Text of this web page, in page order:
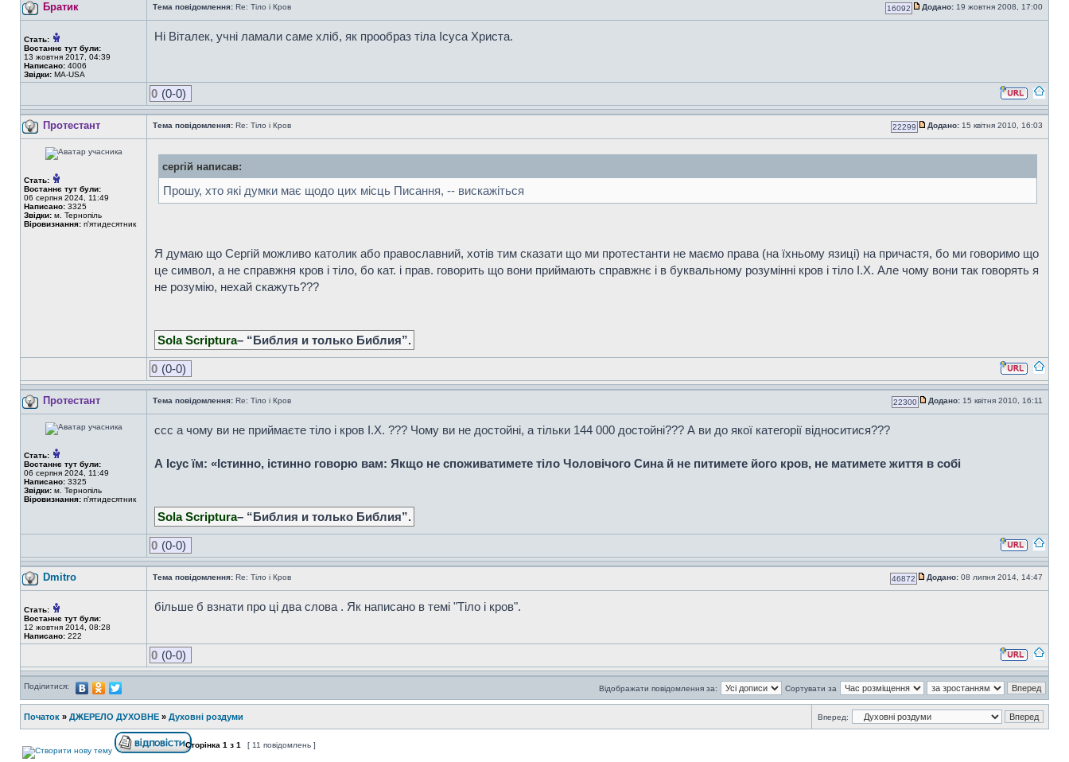
Братик Тема повідомлення: Re: Тіло і Кров 16092 Додано: 19 жовтня 2008, 17:00
Стать:
Востаннє тут були:
13 жовтня 2017, 04:39
Написано: 4006
Звідки: MA-USA
Ні Віталек, учні ламали саме хліб, як прообраз тіла Ісуса Христа.
0 (0-0)
Протестант Тема повідомлення: Re: Тіло і Кров 22299 Додано: 15 квітня 2010, 16:03
Стать:
Востаннє тут були:
06 серпня 2024, 11:49
Написано: 3325
Звідки: м. Тернопіль
Віровизнання: п'ятидесятник
сергій написав:
Прошу, хто які думки має щодо цих місць Писання, -- вискажіться
Я думаю що Сергій можливо католик або православний, хотів тим сказати що ми протестанти не маємо права (на їхньому язиці) на причастя, бо ми говоримо що
це символ, а не справжня кров і тіло, бо кат. і прав. говорить що вони приймають справжнє і в буквальному розумінні кров і тіло І.Х. Але чому вони так говорять я
не розумію, нехай скажуть???
Sola Scriptura– “Библия и только Библия”.
0 (0-0)
Протестант Тема повідомлення: Re: Тіло і Кров 22300 Додано: 15 квітня 2010, 16:11
Стать:
Востаннє тут були:
06 серпня 2024, 11:49
Написано: 3325
Звідки: м. Тернопіль
Віровизнання: п'ятидесятник
ссс а чому ви не приймаєте тіло і кров І.Х. ??? Чому ви не достойні, а тільки 144 000 достойні??? А ви до якої категорії відноситися???
А Ісус їм: «Істинно, істинно говорю вам: Якщо не споживатимете тіло Чоловічого Сина й не питимете його кров, не матимете життя в собі
Sola Scriptura– “Библия и только Библия”.
0 (0-0)
Dmitro Тема повідомлення: Re: Тіло і Кров 46872 Додано: 08 липня 2014, 14:47
Стать:
Востаннє тут були:
12 жовтня 2014, 08:28
Написано: 222
більше б взнати про ці два слова . Як написано в темі "Тіло і кров".
0 (0-0)
Поділитися: Відображати повідомлення за: Сортувати за
Початок » ДЖЕРЕЛО ДУХОВНЕ » Духовні роздуми Вперед:
Сторінка 1 з 1 [ 11 повідомлень ]